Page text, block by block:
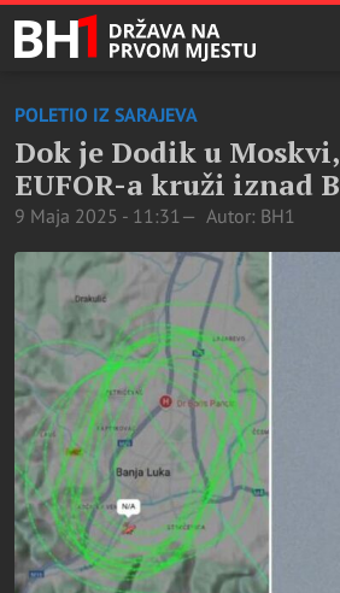
POLETIO IZ SARAJEVA
Dok je Dodik u
EUFOR-a kruži iznad
9 Maja 2025 - 11:31 Autor: BH1